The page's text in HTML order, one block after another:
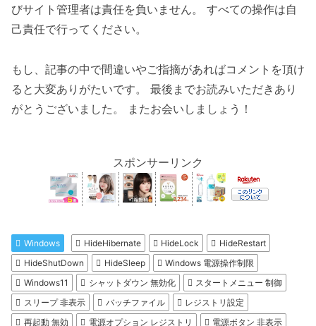
びサイト管理者は責任を負いません。 すべての操作は自
己責任で行ってください。
もし、記事の中で間違いやご指摘があればコメントを頂け
ると大変ありがたいです。 最後までお読みいただきあり
がとうございました。 またお会いしましょう！
スポンサーリンク
Windows HideHibernate HideLock
HideRestart
HideShutDown
HideSleep
Windows 電源操作制限
Windows11
シャットダウン 無効化
スタートメニュー 制御
スリープ 非表示
バッチファイル
レジストリ設定
再起動 無効
電源オプション レジストリ 電源ボタン 非表示